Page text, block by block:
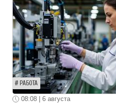
РАБОТА
08:08 | 6 августа